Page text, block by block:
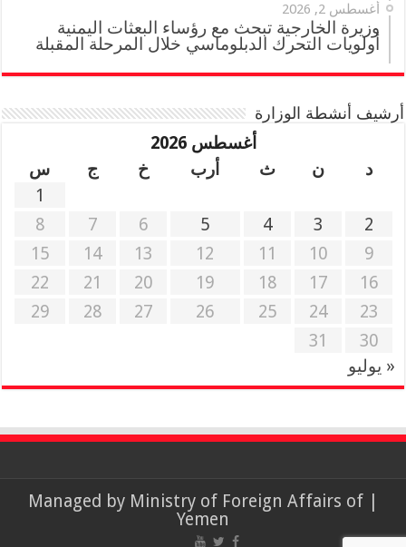
أغسطس 2, 2026
وزيرة الخارجية تبحث مع رؤساء البعثات اليمنية
أولويات التحرك الدبلوماسي خلال المرحلة المقبلة
أرشيف أنشطة الوزارة
أغسطس 2026
د
ن ث أرب خ ج
س
1
2
3
4
5
6
7
8
9
10
11
12
13
14
15
16
17
18
19
20
21
22
23
24
25
26
27
28
29
30
31
« يوليو
Ministry of Foreign Affairs of
Yemen